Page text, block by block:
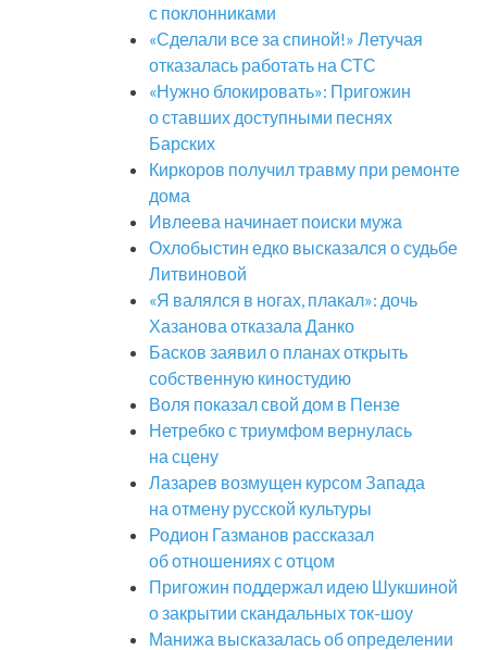
с поклонниками
«Сделали все за спиной!» Летучая
отказалась работать на СТС
«Нужно блокировать»: Пригожин
о ставших доступными песнях
Барских
Киркоров получил травму при ремонте
дома
Ивлеева начинает поиски мужа
Охлобыстин едко высказался о судьбе
Литвиновой
«Я валялся в ногах, плакал»: дочь
Хазанова отказала Данко
Басков заявил о планах открыть
собственную киностудию
Воля показал свой дом в Пензе
Нетребко с триумфом вернулась
на сцену
Лазарев возмущен курсом Запада
на отмену русской культуры
Родион Газманов рассказал
об отношениях с отцом
Пригожин поддержал идею Шукшиной
о закрытии скандальных ток-шоу
Манижа высказалась об определении